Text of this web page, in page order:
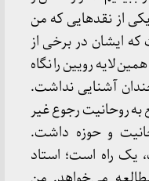
از نقدهایی که من
ایشان در برخی از
لایه رویین را نگاه
آشنایی نداشت.
به روحانیت رجوع غیر
و حوزه داشت.
راه است؛ استاد